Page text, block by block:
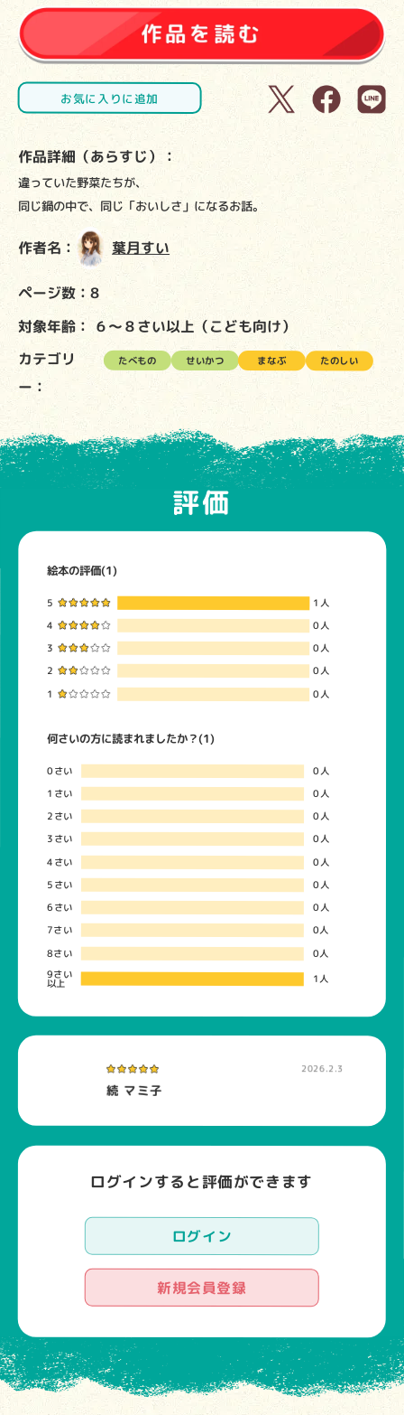
お気に入りに追加
作品詳細（あらすじ）：
違っていた野菜たちが、
同じ鍋の中で、同じ「おいしさ」になるお話。
作者名： 葉月すい
ページ数：8
対象年齢： ６～８さい以上（こども向け）
カテゴリ
ー：
たべもの せいかつ まなぶ たのしい
評価
絵本の評価(1)
5 1人
4 0人
3 0人
2 0人
1 0人
何さいの方に読まれましたか？(1)
0さい 0人
1さい 0人
2さい 0人
3さい 0人
4さい 0人
5さい 0人
6さい 0人
7さい 0人
8さい 0人
9さい
以上 1人
2026.2.3
続 マミ子
ログインすると評価ができます
ログイン
新規会員登録